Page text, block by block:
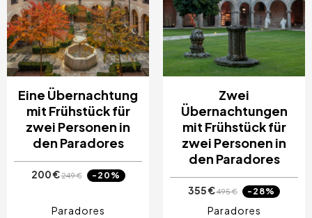
Eine Übernachtung
mit Frühstück für
zwei Personen in
den Paradores
200 €249 € -20%
Paradores
Zwei
Übernachtungen
mit Frühstück für
zwei Personen in
den Paradores
355 €495 € -28%
Paradores